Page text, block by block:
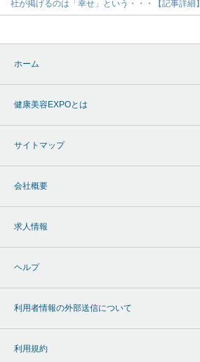
社が掲げるのは「幸せ」という・・・【記事詳細】
ホーム
健康美容EXPOとは
サイトマップ
会社概要
求人情報
ヘルプ
利用者情報の外部送信について
利用規約